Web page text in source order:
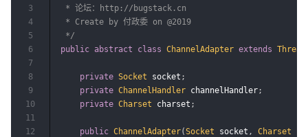
* 论坛：http://bugstack.cn
* Create by 付政委 on @2019
*/
public abstract class ChannelAdapter extends Thread
private Socket socket ;
private ChannelHandler channelHandler ;
private Charset charset ;
public ChannelAdapter(Socket socket , Charset
3
4
5
6
7
8
9
10
11
12